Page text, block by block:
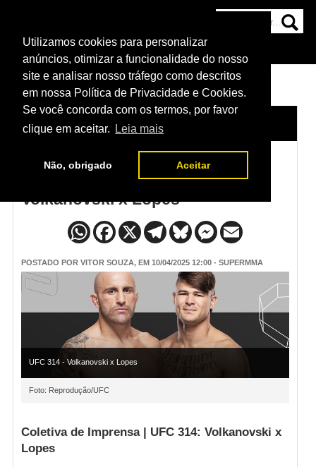
Utilizamos cookies para personalizar
anúncios, otimizar a funcionalidade do nosso
site e analisar nosso tráfego como descritos
em nossa Política de Privacidade e Cookies.
Se você concorda com os termos, por favor
clique em aceitar.
Leia mais
Não, obrigado Aceitar
NOTÍCIAS
HOME NOTÍCIAS
Programação do UFC 314 -
Volkanovski x Lopes
POSTADO POR VITOR SOUZA, EM 10/04/2025 12:00 - SUPERMMA
UFC 314 - Volkanovski x Lopes
Foto: Reprodução/UFC
Coletiva de Imprensa | UFC 314: Volkanovski x
Lopes